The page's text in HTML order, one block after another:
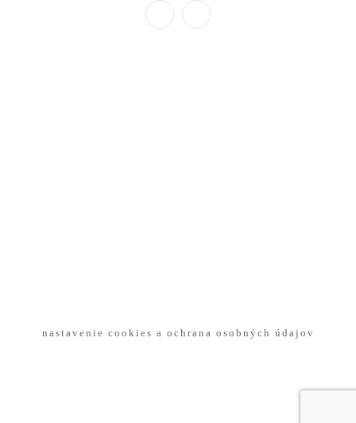
nastavenie cookies a ochrana osobných údajov